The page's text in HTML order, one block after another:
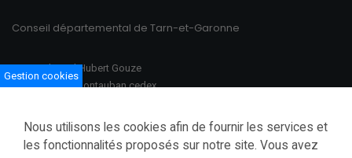
Conseil départemental de Tarn-et-Garonne
100 Boulevard Hubert Gouze
BP 783 82013 Montauban cedex
Gestion cookies
Nous utilisons les cookies afin de fournir les services et
les fonctionnalités proposés sur notre site. Vous avez